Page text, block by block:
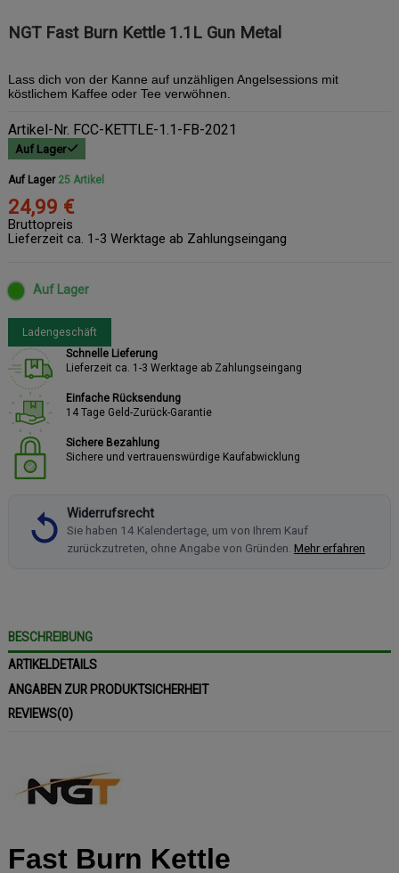
NGT Fast Burn Kettle 1.1L Gun Metal
Lass dich von der Kanne auf unzähligen Angelsessions mit
köstlichem Kaffee oder Tee verwöhnen.
Artikel-Nr. FCC-KETTLE-1.1-FB-2021
Auf Lager
Auf Lager 25 Artikel
24,99 €
Bruttopreis
Lieferzeit ca. 1-3 Werktage ab Zahlungseingang
Auf Lager
Ladengeschäft
Schnelle Lieferung
Lieferzeit ca. 1-3 Werktage ab Zahlungseingang
Einfache Rücksendung
14 Tage Geld-Zurück-Garantie
Sichere Bezahlung
Sichere und vertrauenswürdige Kaufabwicklung
Widerrufsrecht
Sie haben 14 Kalendertage, um von Ihrem Kauf
zurückzutreten, ohne Angabe von Gründen. Mehr erfahren
BESCHREIBUNG
ARTIKELDETAILS
ANGABEN ZUR PRODUKTSICHERHEIT
REVIEWS(0)
Fast Burn Kettle